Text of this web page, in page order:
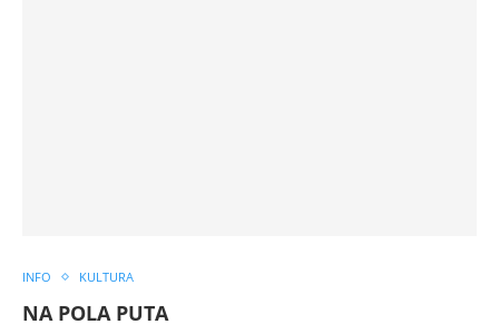
INFO KULTURA
NA POLA PUTA